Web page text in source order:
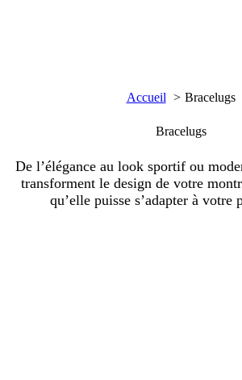
Accueil Bracelugs
Bracelugs
De l’élégance au look sportif ou
transforment le design de votre
qu’elle puisse s’adapter à votre